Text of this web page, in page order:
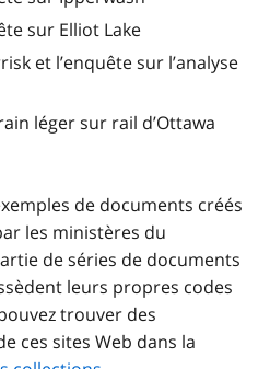
sur Elliot Lake
et l’enquête sur l’analyse
léger sur rail d’Ottawa
de documents créés
les ministères du
de séries de documents
leurs propres codes
trouver des
ces sites Web dans la